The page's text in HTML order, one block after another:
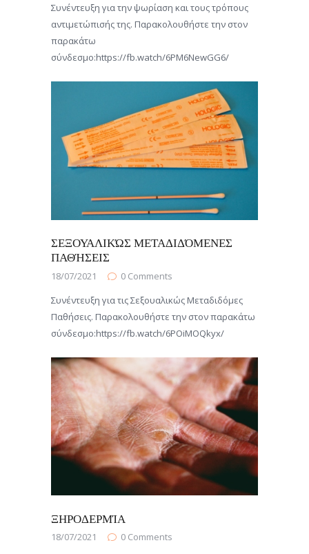
Συνέντευξη για την ψωρίαση και τους τρόπους
αντιμετώπισής της. Παρακολουθήστε την στον
παρακάτω
σύνδεσμο:https://fb.watch/6PM6NewGG6/
ΣΕΞΟΥΑΛΙΚΏΣ ΜΕΤΑΔΙΔΌΜΕΝΕΣ
ΠΑΘΉΣΕΙΣ
18/07/2021 0 Comments
Συνέντευξη για τις Σεξουαλικώς Μεταδιδόμες
Παθήσεις. Παρακολουθήστε την στον παρακάτω
σύνδεσμο:https://fb.watch/6POiMOQkyx/
ΞΗΡΟΔΕΡΜΊΑ
18/07/2021 0 Comments